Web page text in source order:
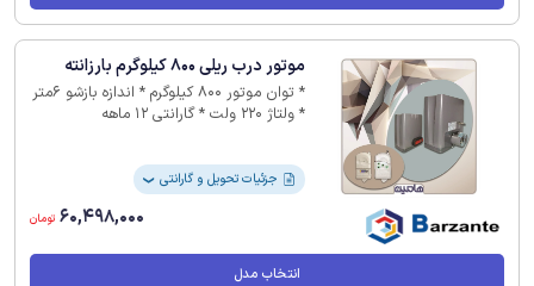
موتور درب ریلی 800 کیلوگرم بارزانته
* توان موتور 800 کیلوگرم * اندازه بازشو 6متر
* ولتاژ 220 ولت * گارانتی 12 ماهه
جزئیات تحویل و گارانتی ❯
60,498,000 تومان
انتخاب مدل